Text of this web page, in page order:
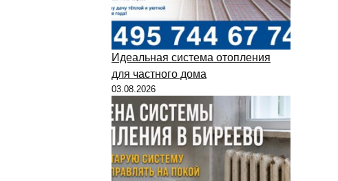
Идеальная система отопления
для частного дома
03.08.2026